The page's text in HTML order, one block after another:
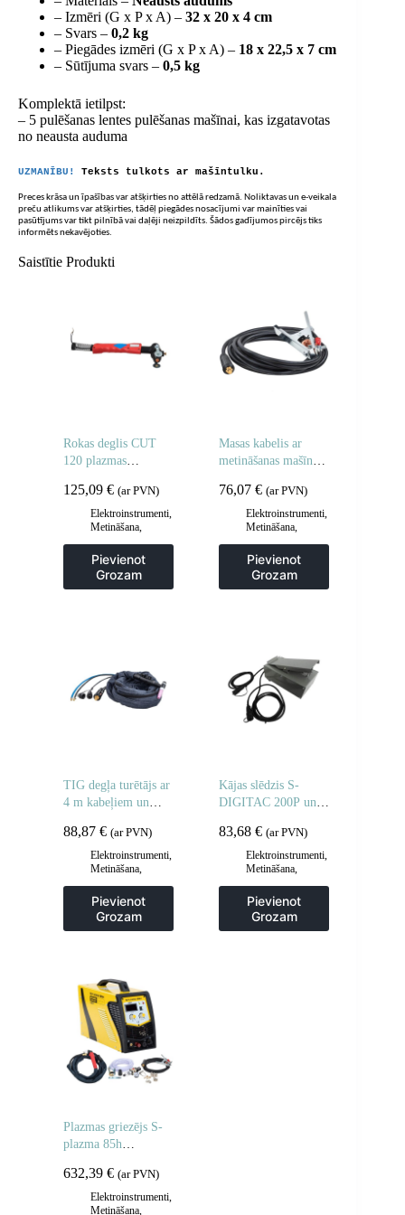
– Izmēri (G x P x A) – 32 x 20 x 4 cm
– Svars – 0,2 kg
– Piegādes izmēri (G x P x A) – 18 x 22,5 x 7 cm
– Sūtījuma svars – 0,5 kg
Komplektā ietilpst:
– 5 pulēšanas lentes pulēšanas mašīnai, kas izgatavotas
no neausta auduma
UZMANĪBU! Teksts tulkots ar mašīntulku.
Preces krāsa un īpašības var atšķirties no attēlā redzamā. Noliktavas un e-veikala
preču atlikums var atšķirties, tādēļ piegādes nosacījumi var mainīties vai
pasūtījums var tikt pilnībā vai daļēji neizpildīts. Šādos gadījumos pircējs tiks
informēts nekavējoties.
Saistītie Produkti
Rokas deglis CUT
120 plazmas
125,09 € (ar PVN)
Elektroinstrumenti
Metināšana
piederumi
Pievienot
Grozam
Masas kabelis ar
metināšanas mašīnu
76,07€ (ar PVN)
Elektroinstrumenti
Metināšana
piederumi
Pievienot
Grozam
TIG degļa turētājs ar
4 m kabeļiem un
88,87 € (ar PVN)
Elektroinstrumenti,
Metināšana,
piederumi
Pievienot
Grozam
Kājas slēdzis S-
DIGITAC 200P un
metināšanas iekārtām
83,68€ (ar PVN)
Elektroinstrumenti,
Metināšana,
piederumi
Pievienot
Grozam
Plazmas griezējs S-
plazma 85h
632,39 € (ar PVN)
Elektroinstrumenti,
Metināšana,